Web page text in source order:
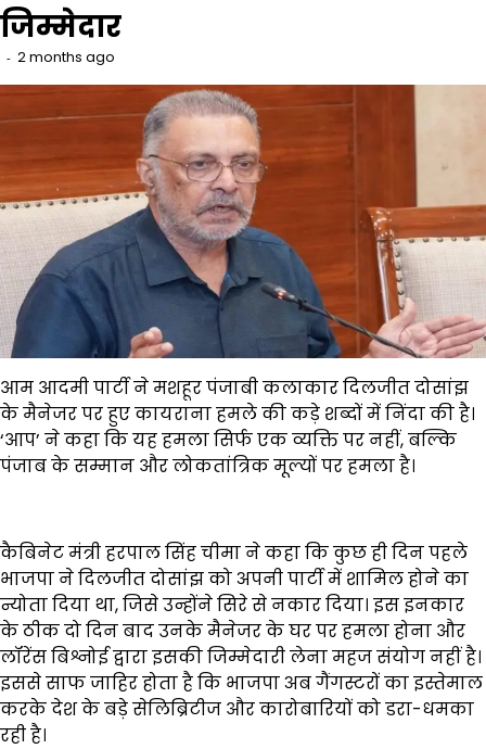
जिम्मेदार
2 months ago
आम आदमी पार्टी ने मशहूर पंजाबी कलाकार दिलजीत दोसांझ
के मैनेजर पर हुए कायराना हमले की कड़े शब्दों में निंदा की है।
‘आप’ ने कहा कि यह हमला सिर्फ एक व्यक्ति पर नहीं, बल्कि
पंजाब के सम्मान और लोकतांत्रिक मूल्यों पर हमला है।
कैबिनेट मंत्री हरपाल सिंह चीमा ने कहा कि कुछ ही दिन पहले
भाजपा ने दिलजीत दोसांझ को अपनी पार्टी में शामिल होने का
न्योता दिया था, जिसे उन्होंने सिरे से नकार दिया। इस इनकार
के ठीक दो दिन बाद उनके मैनेजर के घर पर हमला होना और
लॉरेंस बिश्नोई द्वारा इसकी जिम्मेदारी लेना महज संयोग नहीं है।
इससे साफ जाहिर होता है कि भाजपा अब गैंगस्टरों का इस्तेमाल
करके देश के बड़े सेलिब्रिटीज और कारोबारियों को डरा-धमका
रही है।